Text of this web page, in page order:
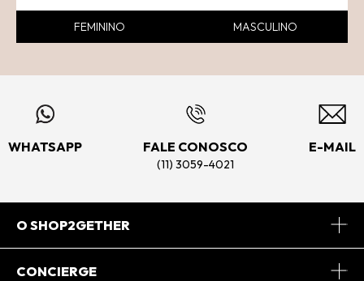
FEMININO MASCULINO
WHATSAPP FALE CONOSCO
(11) 3059-4021
E-MAIL
O SHOP2GETHER
Sobre Nós
CONCIERGE